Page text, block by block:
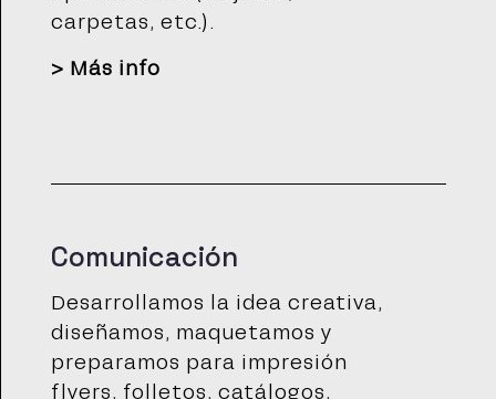
carpetas, etc.).
> Más info
Comunicación
Desarrollamos la idea creativa,
diseñamos, maquetamos y
preparamos para impresión
flyers, folletos, catálogos,